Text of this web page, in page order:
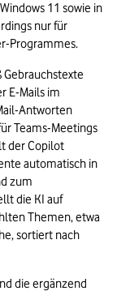
11 sowie in
nur für
Programmes.
E-Mails im
Antworten
Teams-Meetings
der Copilot
automatisch in
zum
die KI auf
Themen, etwa
sortiert nach
die ergänzend